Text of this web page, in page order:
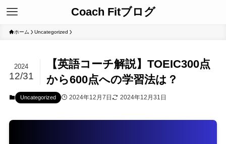
Coach Fitブログ
ホーム Uncategorized
【英語コーチ解説】TOEIC300点
から600点への学習法は？
2024
12/31
Uncategorized 2024年12月7日 2024年12月31日